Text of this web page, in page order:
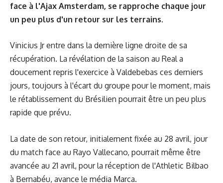
face à l'Ajax Amsterdam, se rapproche chaque jour
un peu plus d'un retour sur les terrains.
Vinicius Jr entre dans la dernière ligne droite de sa
récupération. La révélation de la saison au Real a
doucement repris l'exercice à Valdebebas ces derniers
jours, toujours à l'écart du groupe pour le moment, mais
le rétablissement du Brésilien pourrait être un peu plus
rapide que prévu.
La date de son retour, initialement fixée au 28 avril, jour
du match face au Rayo Vallecano, pourrait même être
avancée au 21 avril, pour la réception de l'Athletic Bilbao
à Bernabéu, avance le média Marca.